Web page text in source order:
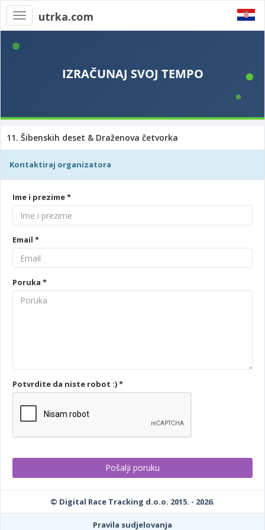
Toggle
navigation
utrka.com
11. Šibenskih deset & Draženova četvorka
Kontaktiraj organizatora
Ime i prezime *
Email *
Poruka *
Potvrdite da niste robot :) *
© Digital Race Tracking d.o.o. 2015. - 2026.
Pravila sudjelovanja